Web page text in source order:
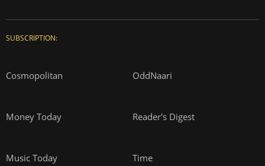
SUBSCRIPTION:
Cosmopolitan OddNaari
Money Today Reader's Digest
Music Today Time